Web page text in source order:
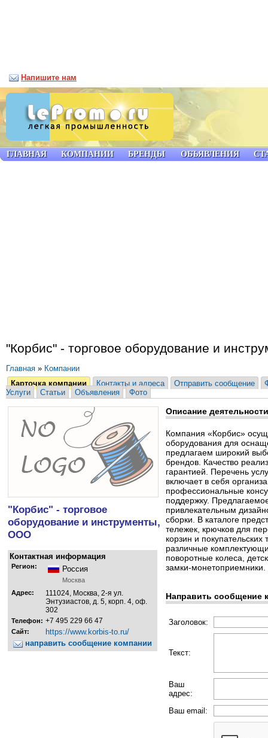
"Корбис" - торговое оборудование и
Главная » Компании
Карточка компании
Контакты и адреса Отправить сообщение
Услуги
Статьи Объявления Фото
"Корбис" - торговое
оборудование и инструменты,
ООО
Контактная информация
Регион: Россия
Москва
Адрес:
111024, Москва, 2-я ул.
Энтузиастов, д. 5, корп. 4, оф.
302
Телефон: +7 495 229 66 47
Сайт:
https://www.korbis-to.ru/
направить сообщение компании
Описание деятельности
Компания «Корбис»
оборудования для
предлагаем широкий
брендов. Качество
гарантией. Перечень
включает в себя
профессиональные
поддержку.
привлекательным
сборки. В каталоге
тележек, крючков для
корзин и
различные
поворотные колеса,
замки-монетоприемники.
Направить сообщение
Заголовок:
Текст:
Ваш
адрес:
Ваш email:
ГЛАВНАЯ КОМПАНИИ БРЕНДЫ ОБЪЯВЛЕНИЯ
Напишите нам